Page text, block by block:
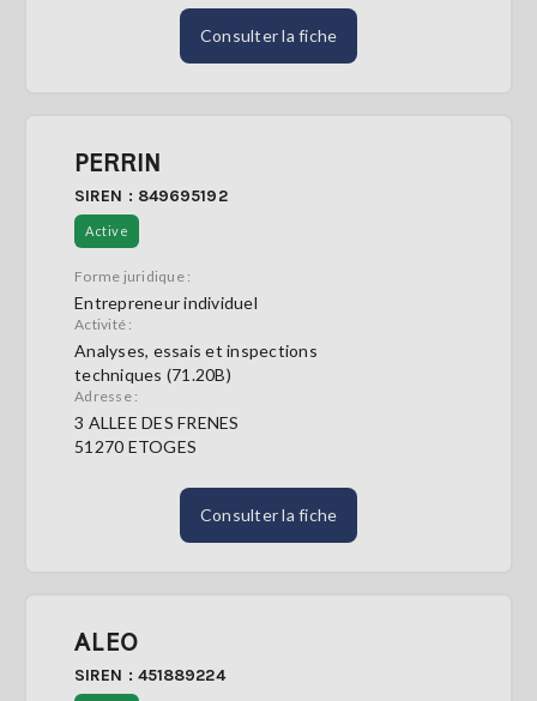
Consulter la fiche
PERRIN
SIREN : 849695192
Active
Forme juridique :
Entrepreneur individuel
Activité :
Analyses, essais et inspections
techniques (71.20B)
Adresse :
3 ALLEE DES FRENES
51270 ETOGES
Consulter la fiche
ALEO
SIREN : 451889224